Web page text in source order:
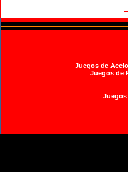
Juegos de
Juegos de
Juegos